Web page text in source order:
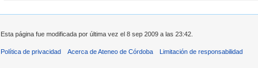
Esta página fue modificada por última vez el 8 sep 2009 a las 23:42.
Política de privacidad Acerca de Ateneo de Córdoba Limitación de responsabilidad